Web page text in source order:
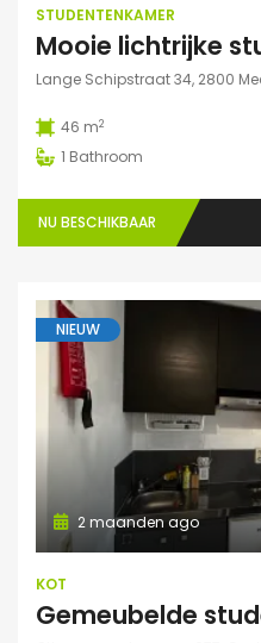
STUDENTENKAMER
Lange Schipstraat 34, 2800
46 m2
1 Bathroom
NU BESCHIKBAAR
NIEUW
2 maanden ago
KOT